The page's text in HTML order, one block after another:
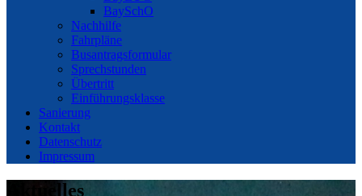
BaySchO
Nachhilfe
Fahrpläne
Busantragsformular
Sprechstunden
Übertritt
Einführungsklasse
Sanierung
Kontakt
Datenschutz
Impressum
Aktuelles